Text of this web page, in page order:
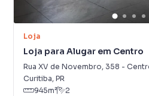
Loja
Loja para Alugar em Centro
Rua XV de Novembro, 358 -
Curitiba, PR
945m² 2